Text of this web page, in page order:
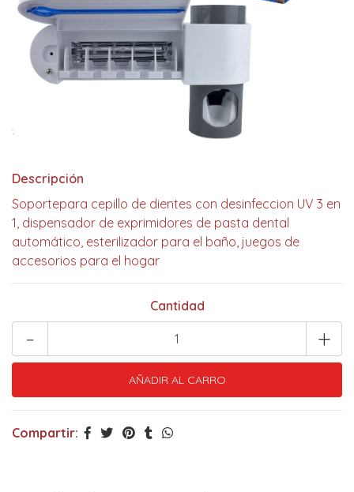
Descripción
Soportepara cepillo de dientes con desinfeccion UV 3 en
1, dispensador de exprimidores de pasta dental
automático, esterilizador para el baño, juegos de
accesorios para el hogar
Cantidad
+
-
Compartir: